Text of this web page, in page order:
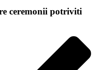
ceremonii potriviti